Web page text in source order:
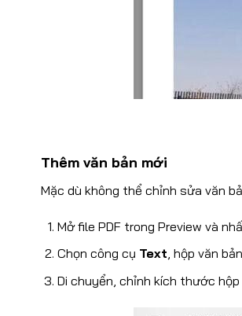
Thêm văn bản mới
Mặc dù không thể chỉnh sửa văn
Mở file PDF trong Preview và
Chọn công cụ Text, hộp văn
Di chuyển, chỉnh kích thước